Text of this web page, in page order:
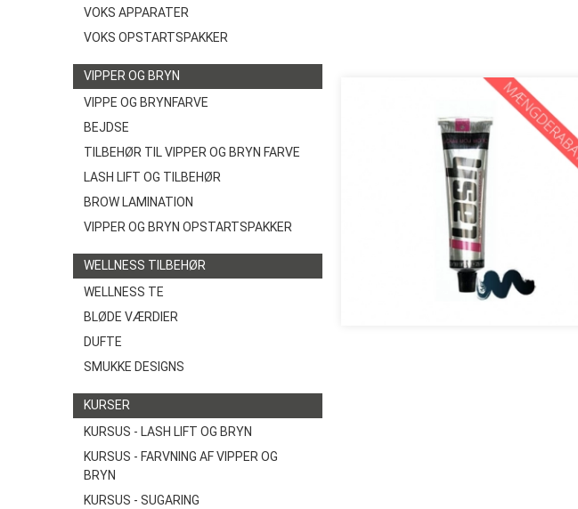
VOKS APPARATER
VOKS OPSTARTSPAKKER
VIPPER OG BRYN
VIPPE OG BRYNFARVE
BEJDSE
TILBEHØR TIL VIPPER OG BRYN FARVE
LASH LIFT OG TILBEHØR
BROW LAMINATION
VIPPER OG BRYN OPSTARTSPAKKER
WELLNESS TILBEHØR
WELLNESS TE
BLØDE VÆRDIER
DUFTE
SMUKKE DESIGNS
KURSER
KURSUS - LASH LIFT OG BRYN
KURSUS - FARVNING AF VIPPER OG
BRYN
KURSUS - SUGARING